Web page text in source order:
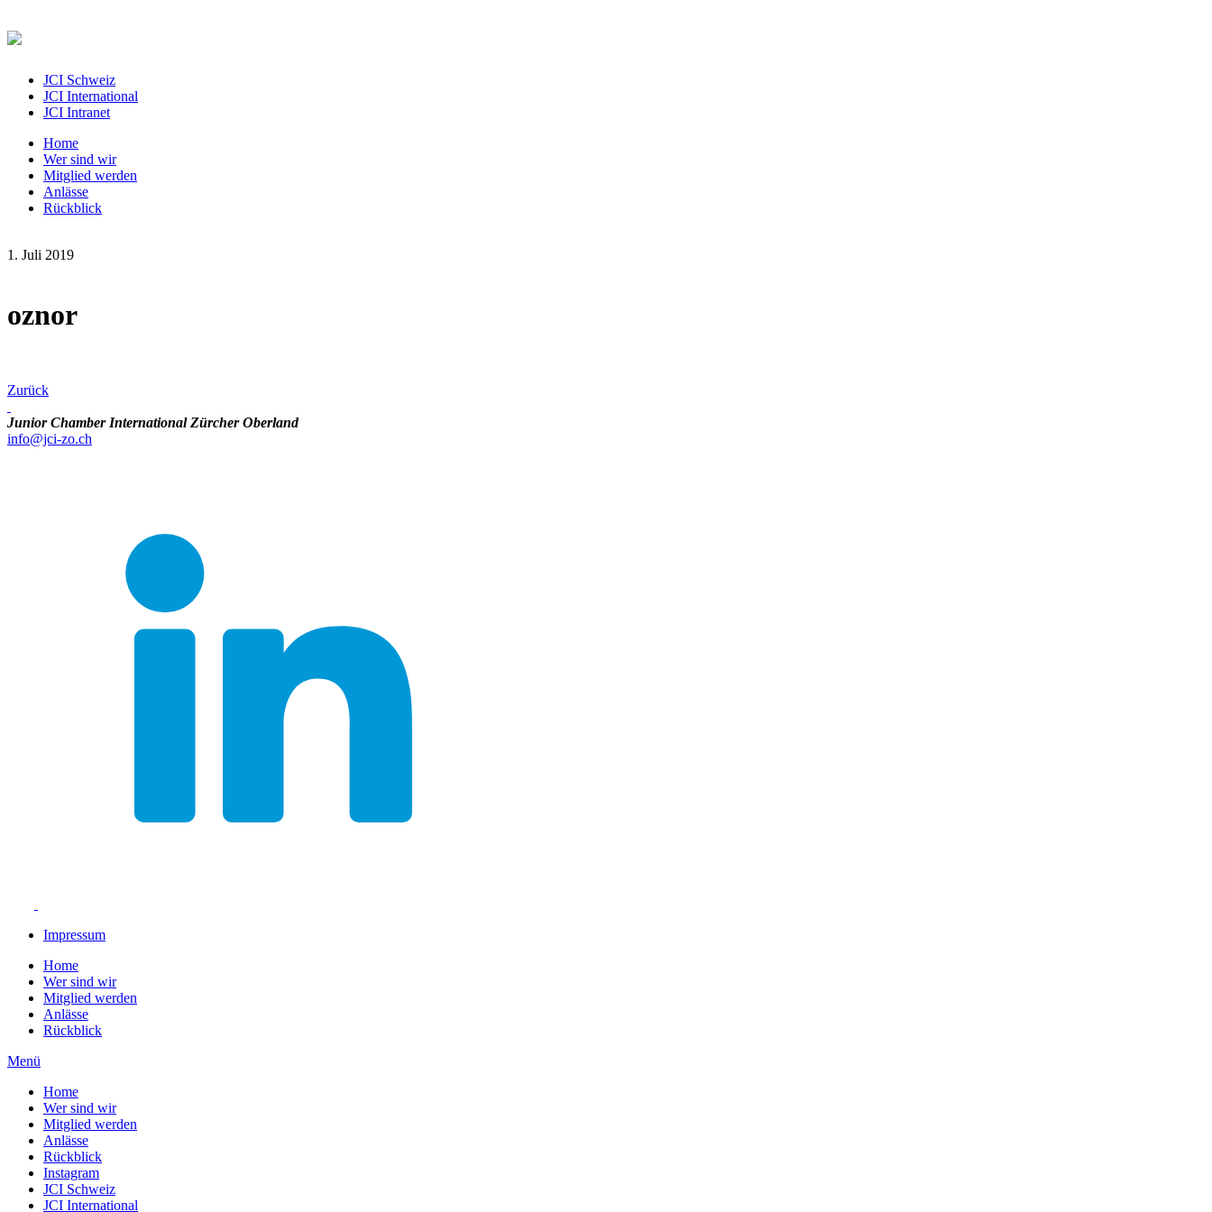
JCI Schweiz
JCI International
JCI Intranet
Home
Wer sind wir
Mitglied werden
Anlässe
Rückblick
1. Juli 2019
oznor
Zurück
Junior Chamber International Zürcher Oberland
info@jci-zo.ch
Impressum
Home
Wer sind wir
Mitglied werden
Anlässe
Rückblick
Menü
Home
Wer sind wir
Mitglied werden
Anlässe
Rückblick
Instagram
JCI Schweiz
JCI International